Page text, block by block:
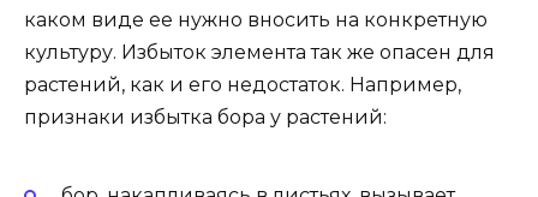
каком виде ее нужно вносить на конкретную
культуру. Избыток элемента так же опасен для
растений, как и его недостаток. Например,
признаки избытка бора у растений: